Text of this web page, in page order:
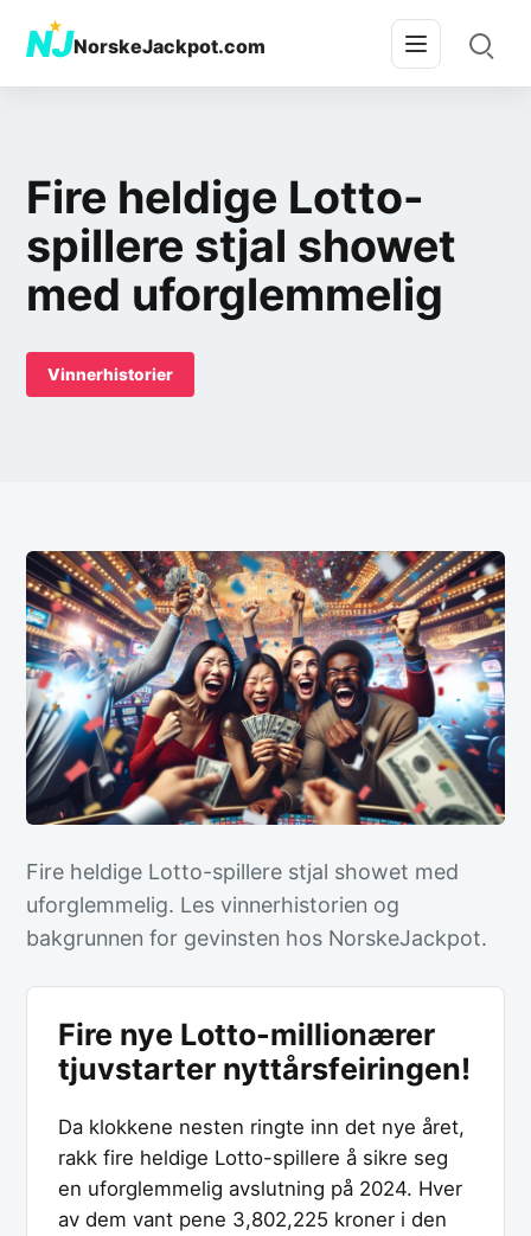
NJ
★
NorskeJackpot.com
Fire heldige Lotto-
spillere stjal showet
med uforglemmelig
Vinnerhistorier
Fire heldige Lotto-spillere stjal showet med
uforglemmelig. Les vinnerhistorien og
bakgrunnen for gevinsten hos NorskeJackpot.
Fire nye Lotto-millionærer
tjuvstarter nyttårsfeiringen!
Da klokkene nesten ringte inn det nye året,
rakk fire heldige Lotto-spillere å sikre seg
en uforglemmelig avslutning på 2024. Hver
av dem vant pene 3,802,225 kroner i den